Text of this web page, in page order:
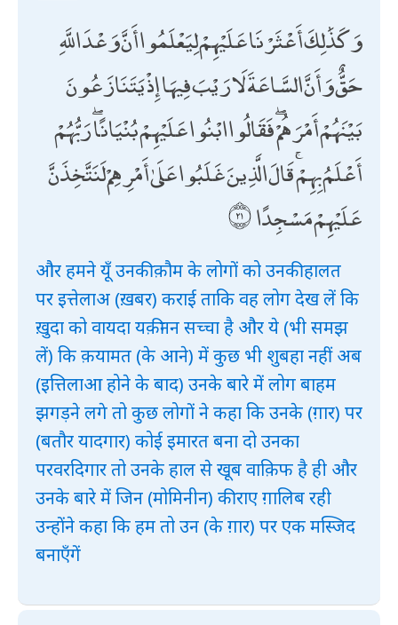
وَكَذَٰلِكَ أَعْثَرْنَا عَلَيْهِمْ لِيَعْلَمُوا أَنَّ وَعْدَ اللَّهِ
حَقٌّ وَأَنَّ السَّاعَةَ لَا رَيْبَ فِيهَا إِذْ يَتَنَازَعُونَ
بَيْنَهُمْ أَمْرَهُمْ ۖ فَقَالُوا ابْنُوا عَلَيْهِمْ بُنْيَانًا ۖ رَبُّهُمْ
أَعْلَمُ بِهِمْ ۚ قَالَ الَّذِينَ غَلَبُوا عَلَىٰ أَمْرِهِمْ لَنَتَّخِذَنَّ
عَلَيْهِمْ مَسْجِدًا
और हमने यूँ उनकी क़ौम के लोगों को उनकी हालत
पर इत्तेलाअ (ख़बर) कराई ताकि वह लोग देख लें कि
ख़ुदा को वायदा यक़ीनन सच्चा है और ये (भी समझ
लें) कि क़यामत (के आने) में कुछ भी शुबहा नहीं अब
(इत्तिलाआ होने के बाद) उनके बारे में लोग बाहम
झगड़ने लगे तो कुछ लोगों ने कहा कि उनके (ग़ार) पर
(बतौर यादगार) कोई इमारत बना दो उनका
परवरदिगार तो उनके हाल से खूब वाक़िफ है ही और
उनके बारे में जिन (मोमिनीन) की राए ग़ालिब रही
उन्होंने कहा कि हम तो उन (के ग़ार) पर एक मस्जिद
बनाएँगें